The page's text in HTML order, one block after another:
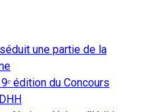
une partie de la
édition du Concours